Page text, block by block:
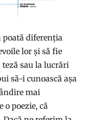
poată diferenția
lor și să fie
sau la lucrări
să-i cunoască așa
mai
o poezie, că